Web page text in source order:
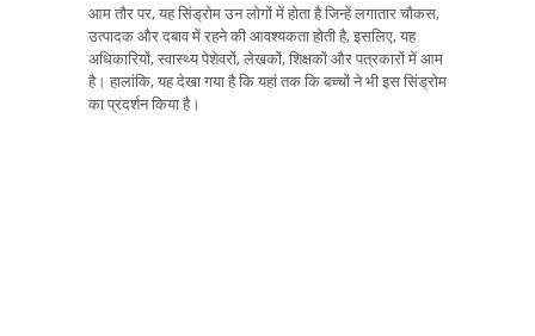
आम तौर पर, यह सिंड्रोम उन लोगों में होता है जिन्हें लगातार चौकस,
उत्पादक और दबाव में रहने की आवश्यकता होती है, इसलिए, यह
अधिकारियों, स्वास्थ्य पेशेवरों, लेखकों, शिक्षकों और पत्रकारों में आम
है। हालांकि, यह देखा गया है कि यहां तक ​​कि बच्चों ने भी इस सिंड्रोम
का प्रदर्शन किया है।